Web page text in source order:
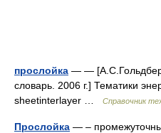
прослойка — —
словарь. 2006 г.] Тематики
sheetinterlayer …
Справочник
Прослойка — –